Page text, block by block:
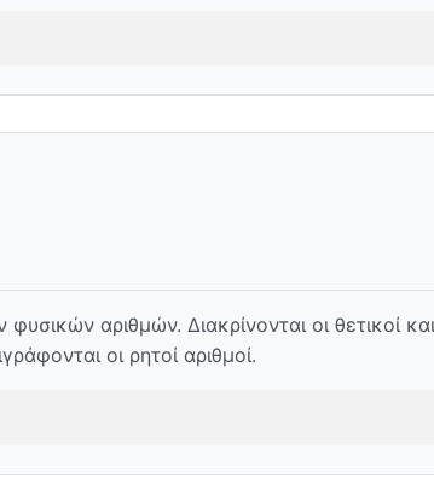
αριθμών. Διακρίνονται οι θετικοί
οι ρητοί αριθμοί.